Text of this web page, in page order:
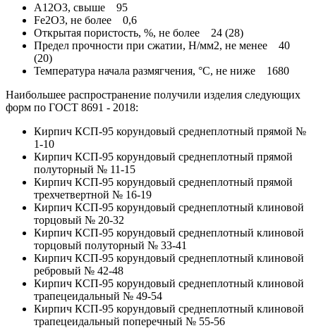
А12О3, свыше 95
Fe2O3, не более 0,6
Открытая пористость, %, не более 24 (28)
Предел прочности при сжатии, Н/мм2, не менее 40
(20)
Температура начала размягчения, °С, не ниже 1680
Наибольшее распространение получили изделия следующих
форм по ГОСТ 8691 - 2018:
Кирпич КСП-95 корундовый среднеплотный прямой №
1-10
Кирпич КСП-95 корундовый среднеплотный прямой
полуторный № 11-15
Кирпич КСП-95 корундовый среднеплотный прямой
трехчетвертной № 16-19
Кирпич КСП-95 корундовый среднеплотный клиновой
торцовый № 20-32
Кирпич КСП-95 корундовый среднеплотный клиновой
торцовый полуторный № 33-41
Кирпич КСП-95 корундовый среднеплотный клиновой
ребровый № 42-48
Кирпич КСП-95 корундовый среднеплотный клиновой
трапецеидальный № 49-54
Кирпич КСП-95 корундовый среднеплотный клиновой
трапецеидальный поперечный № 55-56